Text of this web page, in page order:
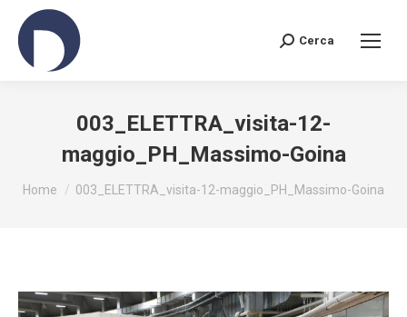
Search:
Cerca
003_ELETTRA_visita-12-
maggio_PH_Massimo-Goina
You are here:
Home 003_ELETTRA_visita-12-maggio_PH_Massimo-Goina